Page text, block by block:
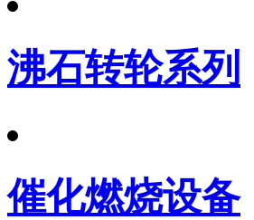
沸石转轮系列
催化燃烧设备